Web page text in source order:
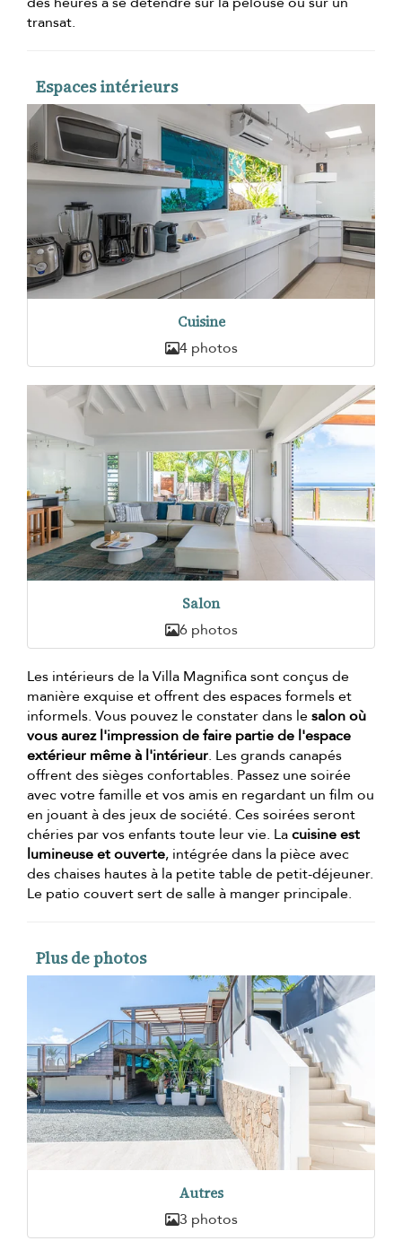
transat.
Espaces intérieurs
Cuisine
4 photos
Salon
6 photos
Les intérieurs de la Villa Magnifica sont conçus de
manière exquise et offrent des espaces formels et
informels. Vous pouvez le constater dans lesalon où
vous aurez l'impression de faire partie de l'espace
extérieur même à l'intérieur. Les grands canapés
offrent des sièges confortables. Passez une soirée
avec votre famille et vos amis en regardant un film ou
en jouant à des jeux de société. Ces soirées seront
chéries par vos enfants toute leur vie. Lacuisine est
lumineuse et ouverte, intégrée dans la pièce avec
des chaises hautes à la petite table de petit-déjeuner.
Le patio couvert sert de salle à manger principale.
Plus de photos
Autres
3 photos